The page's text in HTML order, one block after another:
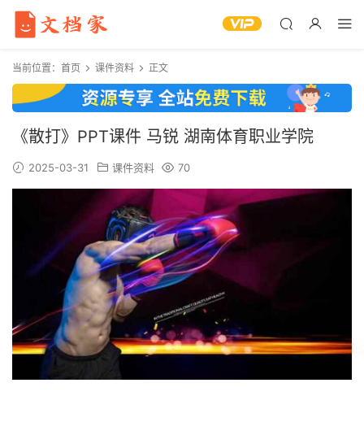
当前位置： 首页 课件资料 正文
《散打》PPT课件 马锐 湖南体育职业学院
2025-03-31 课件资料 70